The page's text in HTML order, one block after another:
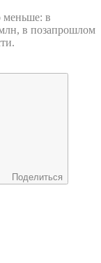
меньше: в
в позапрошлом
Поделиться